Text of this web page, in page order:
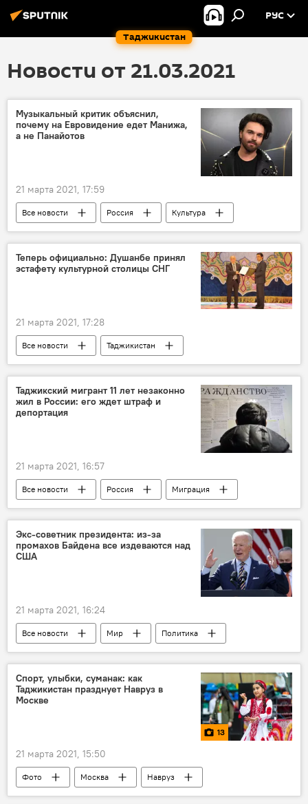
Таджикистан
РУС
Новости от 21.03.2021
Музыкальный критик объяснил,
почему на Евровидение едет Манижа,
а не Панайотов
21 марта 2021, 17:59
Все новости Россия
Культура
Евровидение
Евровидение - 2022: все выступления и результаты
Теперь официально: Душанбе принял
эстафету культурной столицы СНГ
21 марта 2021, 17:28
Все новости
Таджикистан
Культура
СНГ
Мэр Душанбе и председатель парламента Рустам Эмомали
Новости Душанбе
Таджикский мигрант 11 лет незаконно
жил в России: его ждет штраф и
депортация
21 марта 2021, 16:57
Все новости Россия
Миграция
Новости мигрантов из Центральной Азии в России
Экс-советник президента: из-за
промахов Байдена все издеваются над
США
21 марта 2021, 16:24
Все новости Мир
Политика
США
Джо Байден
Спорт, улыбки, суманак: как
Таджикистан празднует Навруз в
Москве
13
21 марта 2021, 15:50
Фото Москва
Навруз
суманак
праздник
Россия